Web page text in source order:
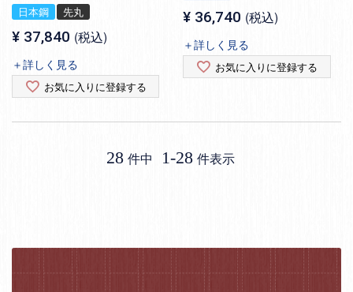
日本鋼 先丸
¥ 37,840 税込
＋詳しく見る
お気に入りに登録する
¥ 36,740 税込
＋詳しく見る
お気に入りに登録する
28 件中 1-28 件表示